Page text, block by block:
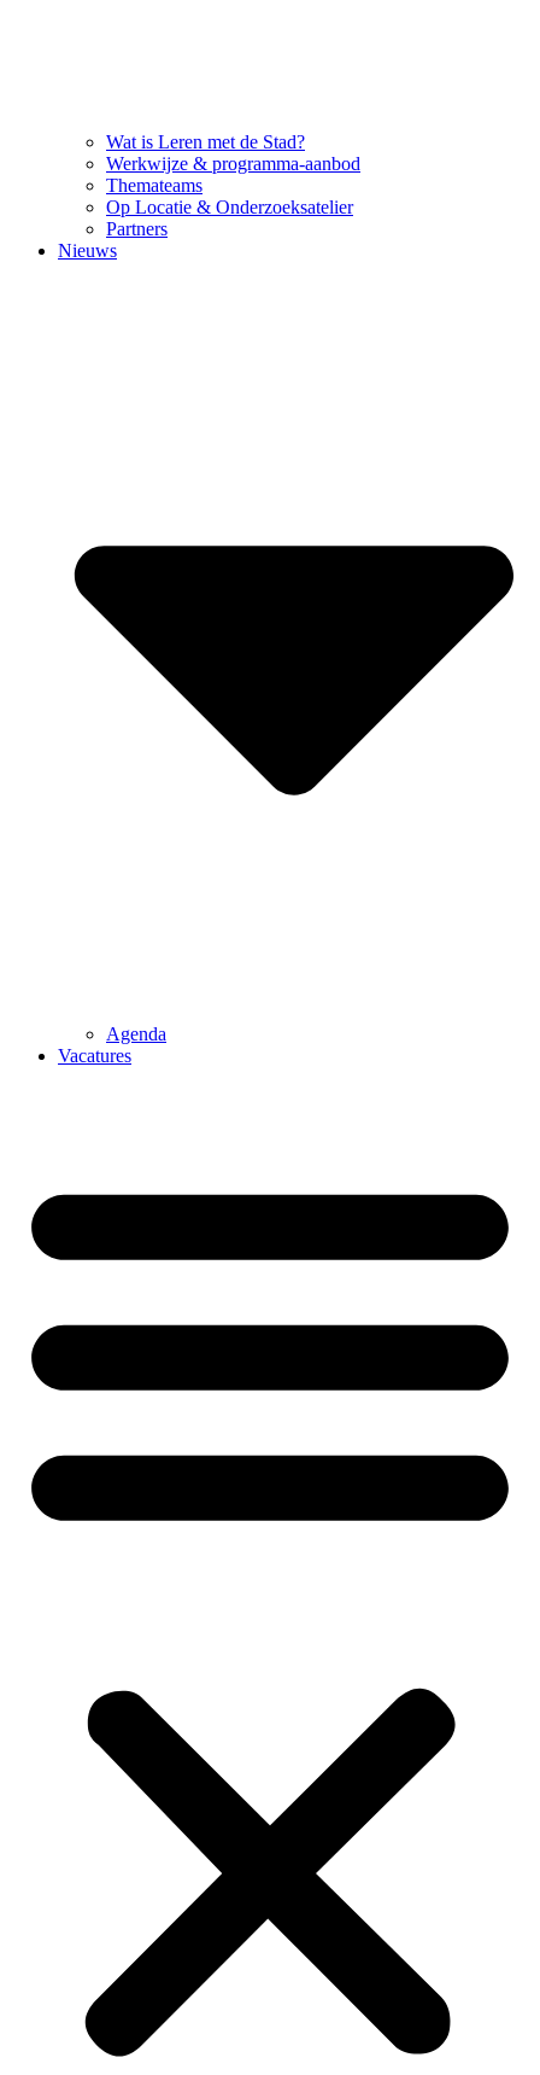
Wat is Leren met de Stad?
Werkwijze & programma-aanbod
Themateams
Op Locatie & Onderzoeksatelier
Partners
Nieuws
Agenda
Vacatures